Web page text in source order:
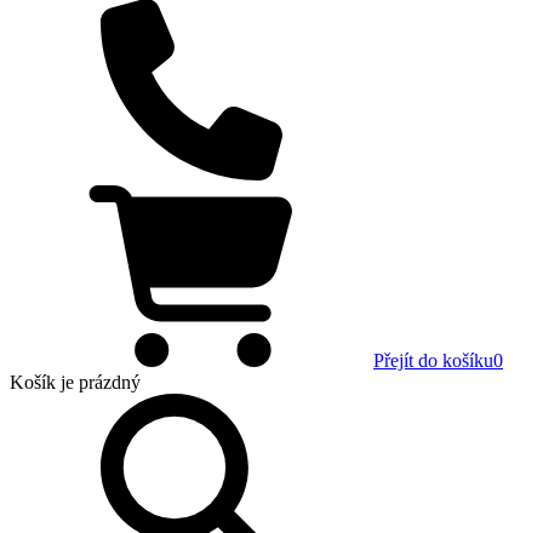
Přejít do košíku0
Košík je prázdný